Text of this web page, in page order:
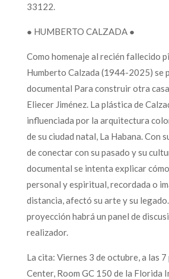
33122.
● HUMBERTO CALZADA ●
Como homenaje al recién fallecido
Humberto Calzada (1944-2025) se
documental Para construir otra
Eliecer Jiménez. La plástica de
influenciada por la arquitectura
de su ciudad natal, La Habana. Con
de conectar con su pasado y su
documental se intenta explicar
personal y espiritual, recordada o
distancia, afectó su arte y su
proyección habrá un panel de
realizador.
La cita: Viernes 3 de octubre, a las 7
Center, Room GC 150 de la Florida